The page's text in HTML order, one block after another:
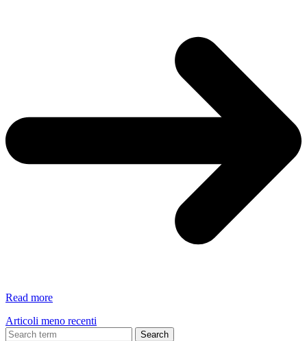
Read moreCOSÌ
FERITE
DIVENTANO
Articoli meno recenti
Search